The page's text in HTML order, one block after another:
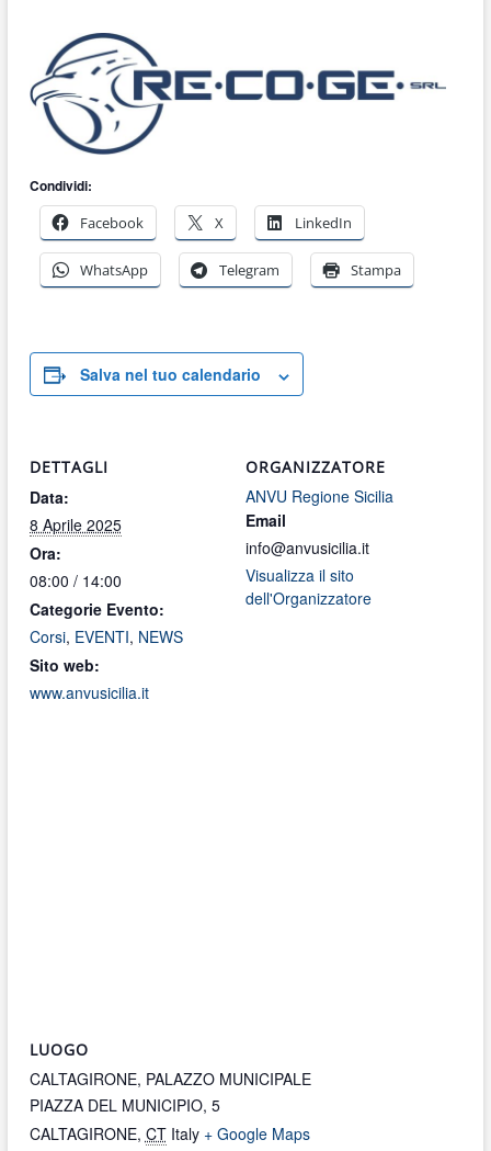
Condividi:
Facebook
X LinkedIn
WhatsApp Telegram Stampa
Salva nel tuo calendario
DETTAGLI
Data:
8 Aprile 2025
Ora:
08:00 / 14:00
Categorie Evento:
Corsi, EVENTI, NEWS
Sito web:
www.anvusicilia.it
ORGANIZZATORE
ANVU Regione Sicilia
Email
info@anvusicilia.it
Visualizza il sito
dell'Organizzatore
LUOGO
CALTAGIRONE, PALAZZO MUNICIPALE
PIAZZA DEL MUNICIPIO, 5
CALTAGIRONE, CT Italy + Google Maps